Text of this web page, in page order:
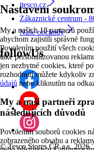
Nastavení
My a našich 18 partnerů
abychom zajistili správné
Povolením použití všech
také personalizovanou
jen nezbytné cookies, které
rozhodnutí můžete kdykoliv
údajů nebo kliknutím na
My a naši partneři
následujících důvodů
Povolením souborů cookies
zobrazeného obsahu a
itesco.cz
Zákaznické centrum -
Naše obchody
followUs
©Tesco Stores ČR a.s. 2026